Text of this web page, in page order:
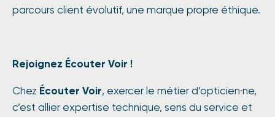
parcours client évolutif, une marque propre éthique.
Rejoignez Écouter Voir !
Chez Écouter Voir, exercer le métier d’opticien·ne,
c’est allier expertise technique, sens du service et